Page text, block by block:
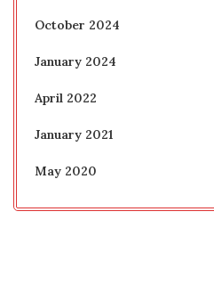
October 2024
January 2024
April 2022
January 2021
May 2020